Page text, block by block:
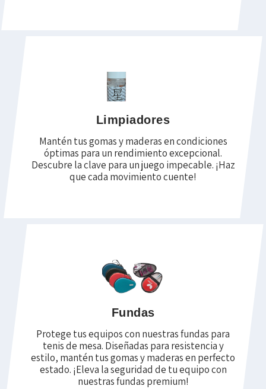
Limpiadores
Mantén tus gomas y maderas en condiciones
óptimas para un rendimiento excepcional.
Descubre la clave para un juego impecable. ¡Haz
que cada movimiento cuente!
Fundas
Protege tus equipos con nuestras fundas para
tenis de mesa. Diseñadas para resistencia y
estilo, mantén tus gomas y maderas en perfecto
estado. ¡Eleva la seguridad de tu equipo con
nuestras fundas premium!